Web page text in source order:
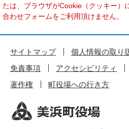
たは、ブラウザがCookie（クッキー）
合わせフォームをご利用頂けません。
サイトマップ
個人情報の取り
免責事項
アクセシビリティ
著作権
町役場への行き方